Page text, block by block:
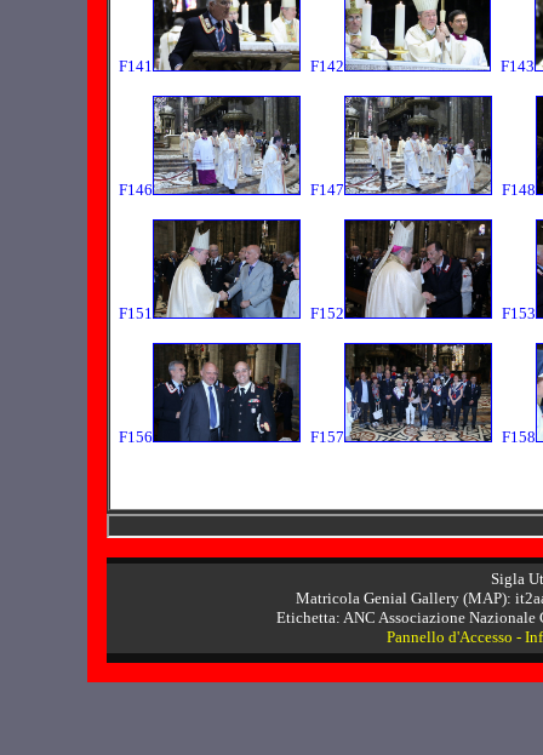
F141 F142 F143
F146 F147 F148
F151 F152 F153
F156 F157 F158
Sigla
Matricola Genial Gallery (MAP):
Etichetta: ANC Associazione
Pannello d'Accesso -